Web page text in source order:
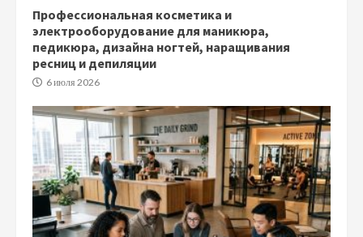
Профессиональная косметика и
электрооборудование для маникюра,
педикюра, дизайна ногтей, наращивания
ресниц и депиляции
6 июля 2026